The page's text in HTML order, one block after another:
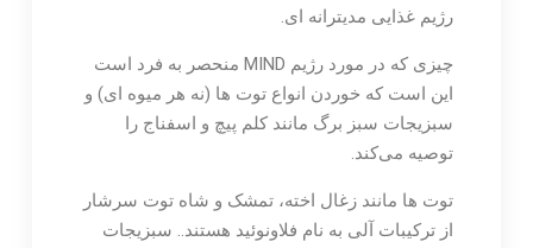
رژیم غذایی مدیترانه ای.
چیزی که در مورد رژیم MIND منحصر به فرد است
این است که خوردن انواع توت ها (نه هر میوه ای) و
سبزیجات سبز برگ مانند کلم پیچ و اسفناج را
توصیه می‌کند.
توت ها مانند زغال اخته، تمشک و شاه توت سرشار
از ترکیبات آلی به نام فلاونوئید هستند.. سبزیجات